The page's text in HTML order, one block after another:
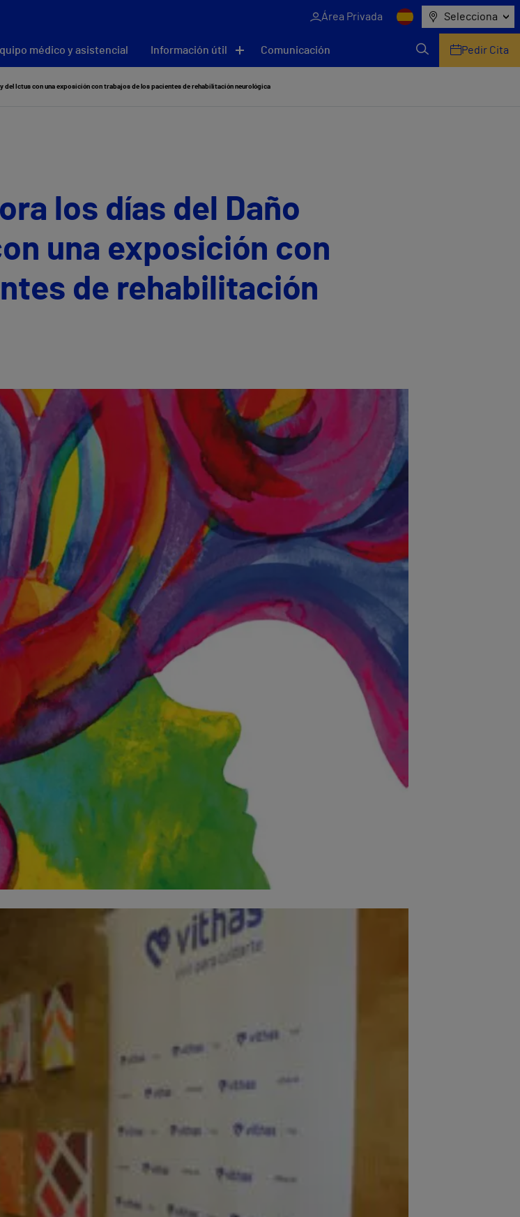
Área Privada Selecciona
médico y asistencial Información útil Comunicación Pedir Cita
del Ictus con una exposición con trabajos de los pacientes de rehabilitación neurológica
los días del Daño
una exposición con
de rehabilitación